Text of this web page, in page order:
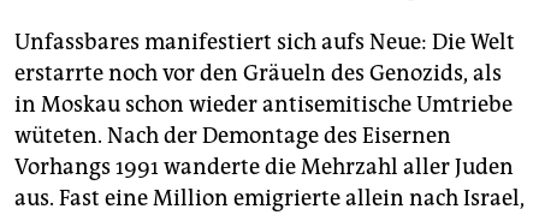
Unfassbares manifestiert sich aufs Neue: Die Welt
erstarrte noch vor den Gräueln des Genozids, als
in Moskau schon wieder antisemitische Umtriebe
wüteten. Nach der Demontage des Eisernen
Vorhangs 1991 wanderte die Mehrzahl aller Juden
aus. Fast eine Million emigrierte allein nach Israel,